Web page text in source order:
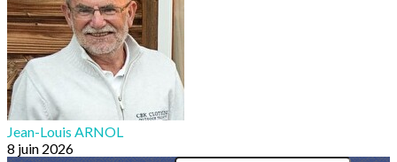
Jean-Louis ARNOL
8 juin 2026